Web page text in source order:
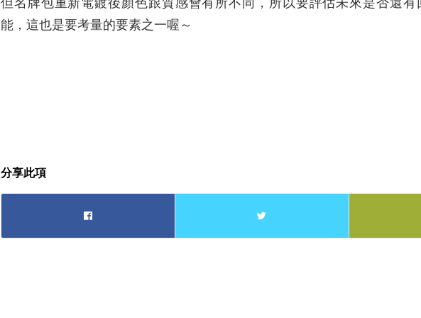
能，這也是要考量的要素之一喔～
分享此項